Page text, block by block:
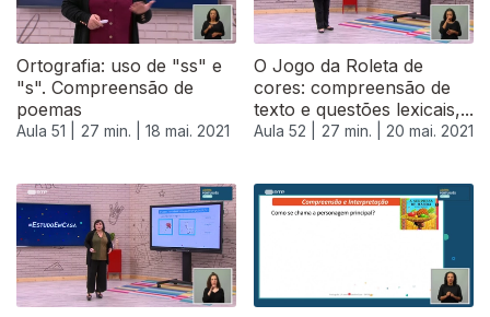
Ortografia: uso de "ss" e
"s". Compreensão de
poemas
Aula 51 | 27 min. | 18 mai. 2021
O Jogo da Roleta de
cores: compreensão de
texto e questões lexicais,...
Aula 52 | 27 min. | 20 mai. 2021